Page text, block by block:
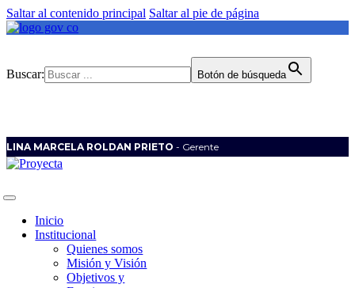
Saltar al contenido principal Saltar al pie de página
Buscar: Botón de búsqueda
LINA MARCELA ROLDAN PRIETO - Gerente
Inicio
Institucional
Quienes somos
Misión y Visión
Objetivos y